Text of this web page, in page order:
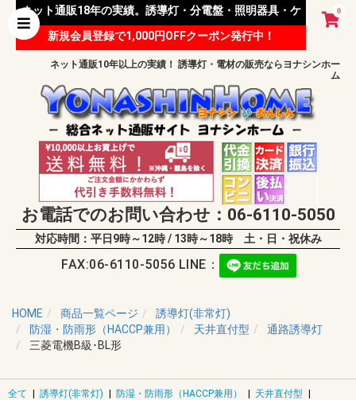
0
ネット通販18年の実績。誘導灯・分電盤・照明器具・ケ
ーブル等 様々な資材を取り扱っています。
新規会員登録で1,000円OFFクーポン発行中！
ネット通販10年以上の実績！ 誘導灯・電材の販売ならヨナシンホー
ム
お電話でのお問い合わせ：06-6110-5050
対応時間：平日9時～12時 / 13時～18時 土・日・祝休み
FAX:06-6110-5056 LINE：
HOME 商品一覧ページ
誘導灯(非常灯)
防湿・防雨形（HACCP兼用）
天井直付型
通路誘導灯
三菱電機B級･BL形
全て | 誘導灯(非常灯) | 防湿・防雨形（HACCP兼用） | 天井直付型 |